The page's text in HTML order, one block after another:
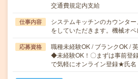
交通費規定内支給
仕事内容
システムキッチンのカウンタ
をしていただきます。機械オ
応募資格
職種未経験OK / ブランクOK /
◆未経験OK！〇まずは事前登
で気軽にオンライン登録★氏